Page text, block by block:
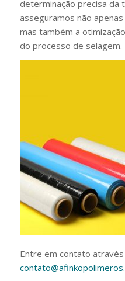
determinação precisa da
asseguramos não
mas também a
do processo de selagem.
Entre em contato